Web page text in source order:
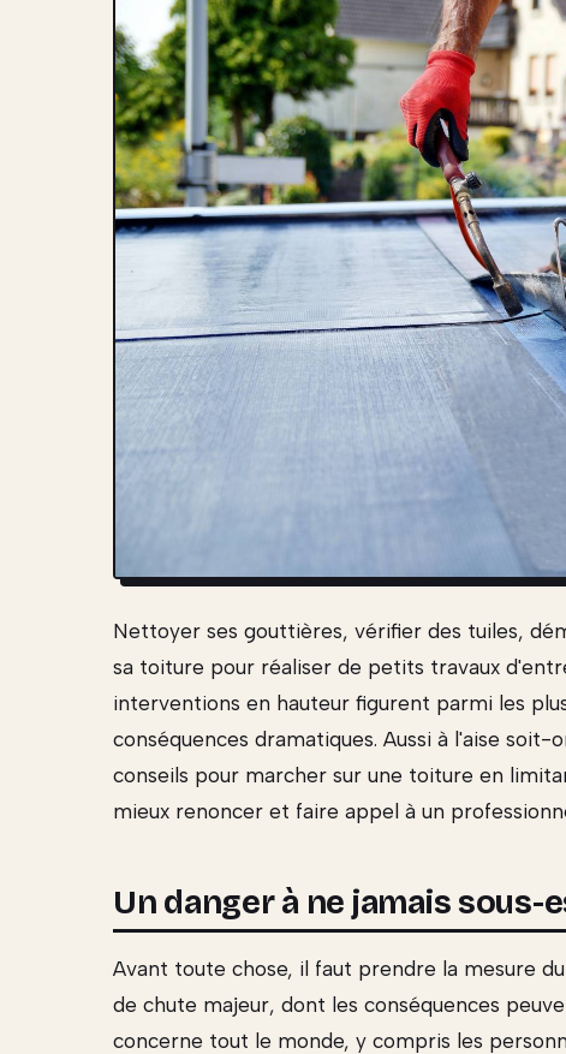
Nettoyer ses gouttières, vérifier des tuiles,
sa toiture pour réaliser de petits travaux
interventions en hauteur figurent parmi les
conséquences dramatiques. Aussi à l'aise
conseils pour marcher sur une toiture en
mieux renoncer et faire appel à un
Un danger à ne jamais sous-
Avant toute chose, il faut prendre la mesure
de chute majeur, dont les conséquences
concerne tout le monde, y compris les